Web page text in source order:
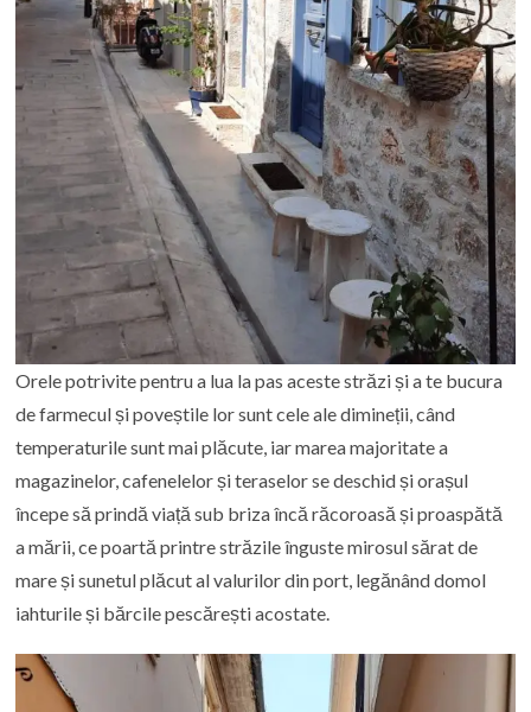
Orele potrivite pentru a lua la pas aceste străzi și a te bucura
de farmecul și poveștile lor sunt cele ale dimineții, când
temperaturile sunt mai plăcute, iar marea majoritate a
magazinelor, cafenelelor și teraselor se deschid și orașul
începe să prindă viață sub briza încă răcoroasă și proaspătă
a mării, ce poartă printre străzile înguste mirosul sărat de
mare și sunetul plăcut al valurilor din port, legănând domol
iahturile și bărcile pescărești acostate.